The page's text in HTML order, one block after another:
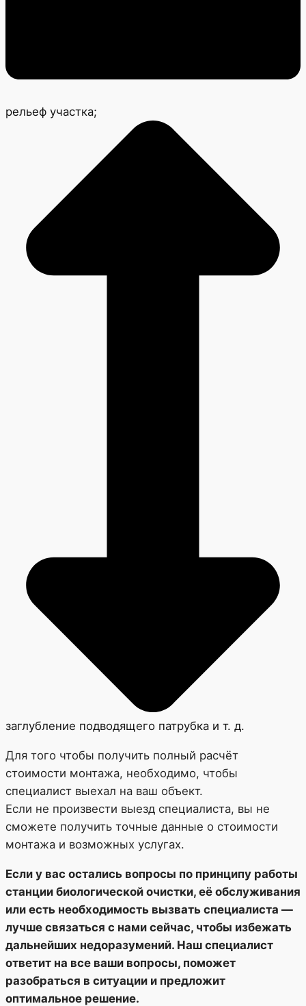
рельеф участка;
заглубление подводящего патрубка и т. д.
Для того чтобы получить полный расчёт
стоимости монтажа, необходимо, чтобы
специалист выехал на ваш объект.
Если не произвести выезд специалиста, вы не
сможете получить точные данные о стоимости
монтажа и возможных услугах.
Если у вас остались вопросы по принципу работы
станции биологической очистки, её обслуживания
или есть необходимость вызвать специалиста —
лучше связаться с нами сейчас, чтобы избежать
дальнейших недоразумений. Наш специалист
ответит на все ваши вопросы, поможет
разобраться в ситуации и предложит
оптимальное решение.